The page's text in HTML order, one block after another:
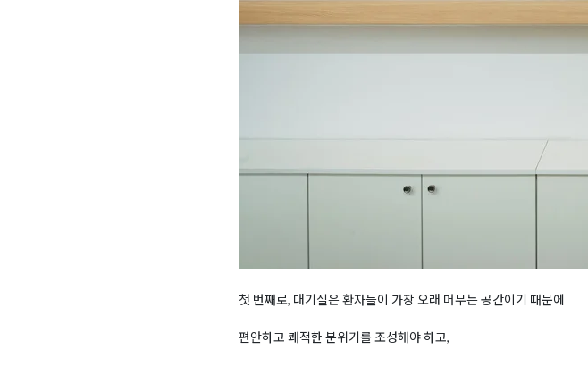
첫 번째로, 대기실은 환자들이 가장 오래 머무는 공간이기 때문에
편안하고 쾌적한 분위기를 조성해야 하고,